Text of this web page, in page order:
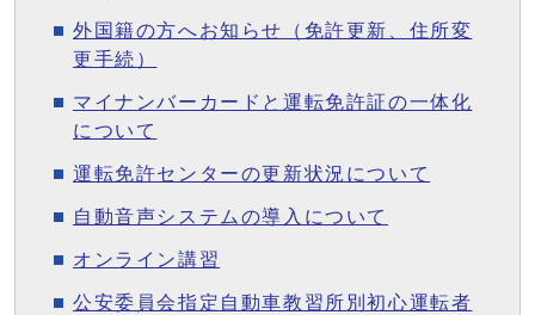
外国籍の方へお知らせ（免許更新、住所変
更手続）
マイナンバーカードと運転免許証の一体化
について
運転免許センターの更新状況について
自動音声システムの導入について
オンライン講習
公安委員会指定自動車教習所別初心運転者